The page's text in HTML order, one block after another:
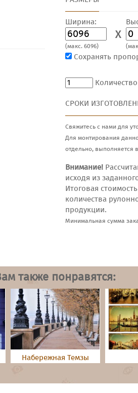
Ширина:
X
(макс. 6096)
Сохранять
СРОКИ
Свяжитесь с нами для
Для монтирования
отдельно, выполняется
Внимание!
исходя из
Итоговая
количества
продукции.
Минимальная сумма
также понравятся:
Набережная Темзы